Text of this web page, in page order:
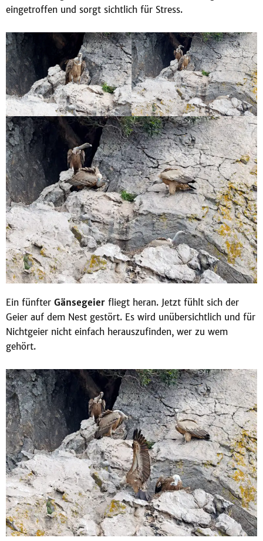
eingetroffen und sorgt sichtlich für Stress.
Ein fünfter Gänsegeier fliegt heran. Jetzt fühlt sich der
Geier auf dem Nest gestört. Es wird unübersichtlich und für
Nichtgeier nicht einfach herauszufinden, wer zu wem
gehört.